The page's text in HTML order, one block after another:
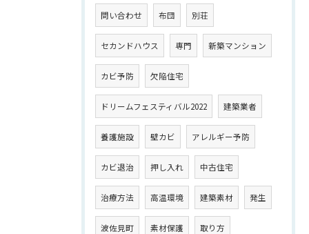
問い合わせ 布団 別荘
セカンドハウス 専門 新築マンション
カビ予防 欠陥住宅
ドリームフェスティバル2022 建築業者
養護施設 壁カビ アレルギー予防
カビ退治 押し入れ 中古住宅
治療方法 高温環境 建築素材 発生
波佐見町 素材保護 取り方